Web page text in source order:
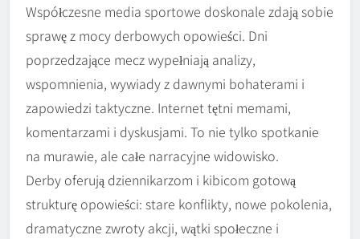
Współczesne media sportowe doskonale zdają sobie
sprawę z mocy derbowych opowieści. Dni
poprzedzające mecz wypełniają analizy,
wspomnienia, wywiady z dawnymi bohaterami i
zapowiedzi taktyczne. Internet tętni memami,
komentarzami i dyskusjami. To nie tylko spotkanie
na murawie, ale całe narracyjne widowisko.
Derby oferują dziennikarzom i kibicom gotową
strukturę opowieści: stare konflikty, nowe pokolenia,
dramatyczne zwroty akcji, wątki społeczne i